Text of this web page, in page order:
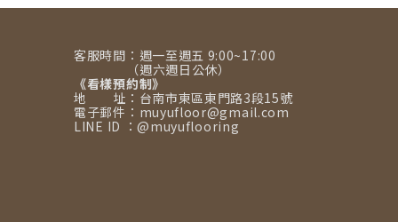
客服時間：週一至週五 9:00~17:00
（週六週日公休）
《看樣預約制》
地 址：台南市東區東門路3段15號
電子郵件：muyufloor@gmail.com
LINE ID ：@muyuflooring